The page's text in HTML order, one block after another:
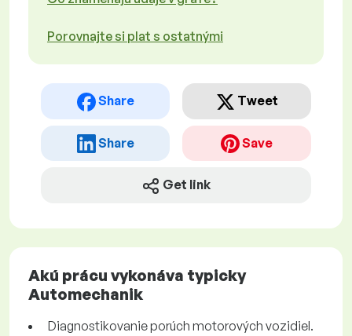
Porovnajte si plat s ostatnými
Share Tweet
Share Save
Get link
Akú prácu vykonáva typicky
Automechanik
Diagnostikovanie porúch motorových vozidiel.